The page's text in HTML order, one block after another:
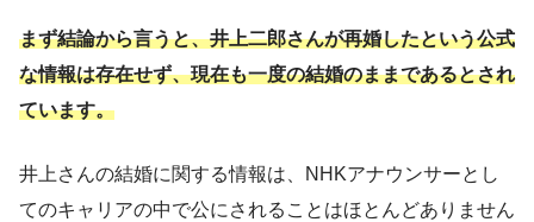
まず結論から言うと、井上二郎さんが再婚したという公式
な情報は存在せず、現在も一度の結婚のままであるとされ
ています。
井上さんの結婚に関する情報は、NHKアナウンサーとし
てのキャリアの中で公にされることはほとんどありません